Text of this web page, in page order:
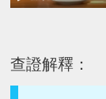
查證解釋：